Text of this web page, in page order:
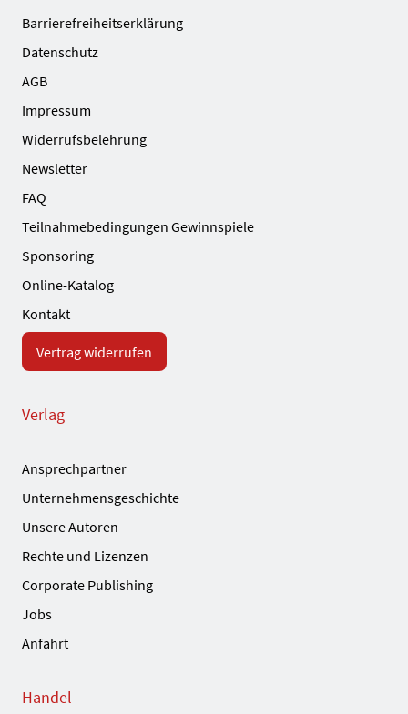
Barrierefreiheitserklärung
Datenschutz
AGB
Impressum
Widerrufsbelehrung
Newsletter
FAQ
Teilnahmebedingungen Gewinnspiele
Sponsoring
Online-Katalog
Kontakt
Vertrag widerrufen
Verlag
Ansprechpartner
Unternehmensgeschichte
Unsere Autoren
Rechte und Lizenzen
Corporate Publishing
Jobs
Anfahrt
Handel